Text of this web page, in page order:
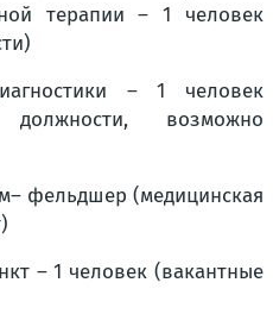
терапии – 1 человек
– 1 человек
возможно
фельдшер (медицинская
– 1 человек (вакантные